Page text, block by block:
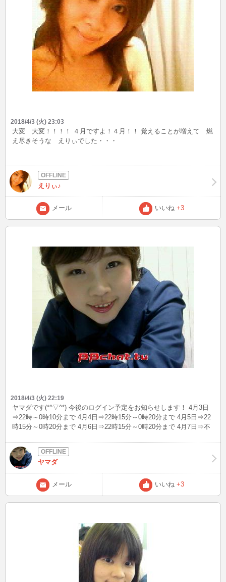
2018/4/3 (火) 23:03
大変 大変！！！！ ４月ですよ！４月！！ 覚えることが増えて 燃
え尽きそうな えりぃでした・・・
えりぃ♪
メール いいね +3
2018/4/3 (火) 22:19
ヤマダです(*^▽^*) 今後のログイン予定をお知らせします！ 4月3日
⇒22時～0時10分まで 4月4日⇒22時15分～0時20分まで 4月5日⇒22
時15分～0時20分まで 4月6日⇒22時15分～0時20分まで 4月7日⇒不
グイン（お昼間か夕方、出没するかも？）
ヤマダ
メール いいね +3